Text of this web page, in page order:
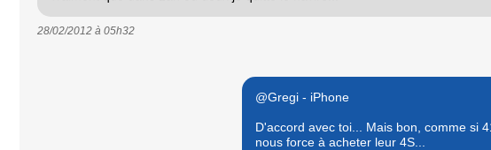
28/02/2012 à 05h32
@Gregi - iPhone
D'accord avec toi... Mais bon, comme si
nous force à acheter leur 4S...